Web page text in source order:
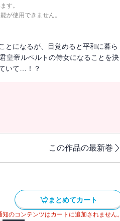
す。
が使用できません。
とになるが、目覚めると平和に暮ら
皇帝ルペルトの侍女になることを決
いて…！？
この作品の最新巻
まとめてカート
のコンテンツはカートに追加されません。